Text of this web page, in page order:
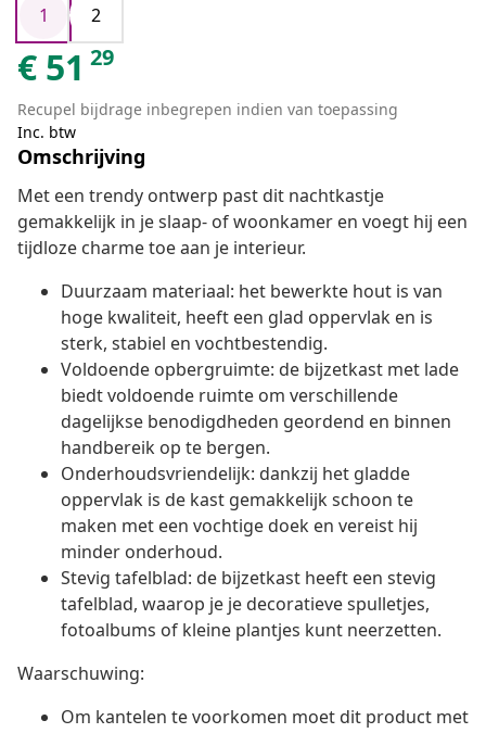
1
2
€ 51 29
Recupel bijdrage inbegrepen indien van toepassing
Inc. btw
Omschrijving
Met een trendy ontwerp past dit nachtkastje
gemakkelijk in je slaap- of woonkamer en voegt hij een
tijdloze charme toe aan je interieur.
Duurzaam materiaal: het bewerkte hout is van
hoge kwaliteit, heeft een glad oppervlak en is
sterk, stabiel en vochtbestendig.
Voldoende opbergruimte: de bijzetkast met lade
biedt voldoende ruimte om verschillende
dagelijkse benodigdheden geordend en binnen
handbereik op te bergen.
Onderhoudsvriendelijk: dankzij het gladde
oppervlak is de kast gemakkelijk schoon te
maken met een vochtige doek en vereist hij
minder onderhoud.
Stevig tafelblad: de bijzetkast heeft een stevig
tafelblad, waarop je je decoratieve spulletjes,
fotoalbums of kleine plantjes kunt neerzetten.
Waarschuwing:
Om kantelen te voorkomen moet dit product met